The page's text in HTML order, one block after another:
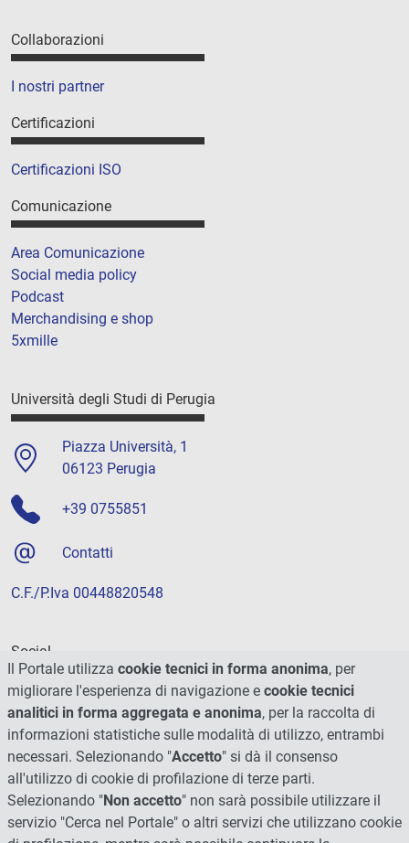
Collaborazioni
I nostri partner
Certificazioni
Certificazioni ISO
Comunicazione
Area Comunicazione
Social media policy
Podcast
Merchandising e shop
5xmille
Università degli Studi di Perugia
Piazza Università, 1
06123 Perugia
+39 0755851
Contatti
C.F./P.Iva 00448820548
Social
Il Portale utilizza cookie tecnici in forma anonima, per
migliorare l'esperienza di navigazione e cookie tecnici
analitici in forma aggregata e anonima, per la raccolta di
informazioni statistiche sulle modalità di utilizzo, entrambi
necessari. Selezionando "Accetto" si dà il consenso
all'utilizzo di cookie di profilazione di terze parti.
Selezionando "Non accetto" non sarà possibile utilizzare il
servizio "Cerca nel Portale" o altri servizi che utilizzano cookie